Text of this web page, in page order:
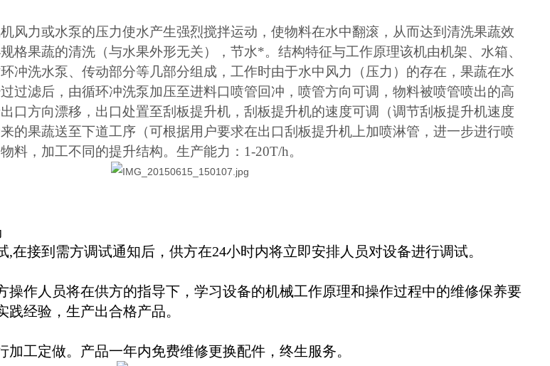
风力或水泵的压力使水产生强烈搅拌运动，使物料在水中翻滚，从而达到清洗果蔬效
格果蔬的清洗（与水果外形无关），节水*。结构特征与工作原理该机由机架、水箱、
冲洗水泵、传动部分等几部分组成，工作时由于水中风力（压力）的存在，果蔬在水
过滤后，由循环冲洗泵加压至进料口喷管回冲，喷管方向可调，物料被喷管喷出的高
口方向漂移，出口处置至刮板提升机，刮板提升机的速度可调（调节刮板提升机速度
的果蔬送至下道工序（可根据用户要求在出口刮板提升机上加喷淋管，进一步进行喷
料，加工不同的提升结构。生产能力：1-20T/h。
在接到需方调试通知后，供方在24小时内将立即安排人员对设备进行调试。
操作人员将在供方的指导下，学习设备的机械工作原理和操作过程中的维修保养要
经验，生产出合格产品。
工定做。产品一年内免费维修更换配件，终生服务。